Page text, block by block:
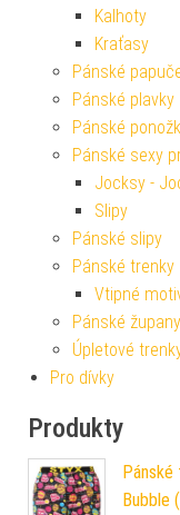
Kalhoty
Kraťasy
Pánské
Pánské plavky
Pánské
Pánské sexy
Jocksy -
Slipy
Pánské slipy
Pánské trenky
Vtipné
Pánské župany
Úpletové
Pro dívky
Produkty
Bubble